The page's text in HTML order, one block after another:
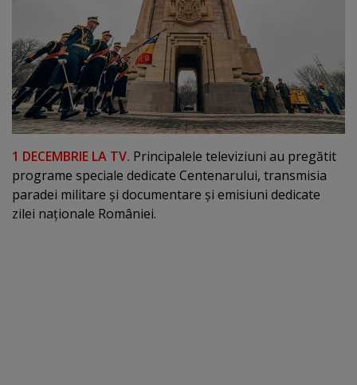
1 DECEMBRIE LA TV. Principalele televiziuni au pregătit
programe speciale dedicate Centenarului, transmisia
paradei militare şi documentare şi emisiuni dedicate
zilei naţionale României.